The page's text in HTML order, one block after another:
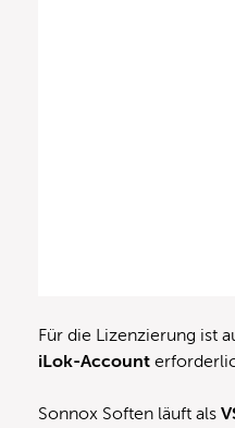
Für die Lizenzierung ist
iLok-Account
Sonnox Soften läuft als